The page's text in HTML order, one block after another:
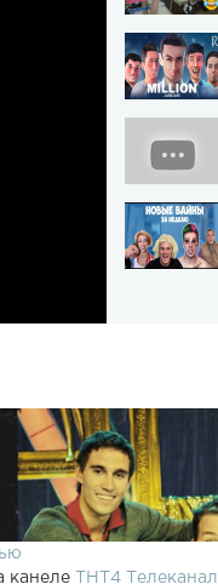
канеле
ТНТ4 Телеканал